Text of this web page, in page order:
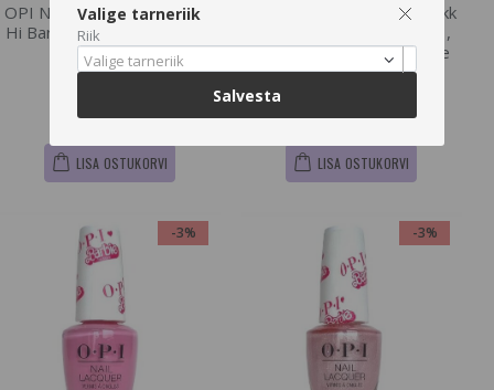
OPI Nail Lacquer, Küünelakk
Hi Barbie! , 15 ml (, NLB018
Hi Barbie!)
LISA OSTUKORVI
OPI Nail Lacquer, Küünelakk
Welcome To Barbie Land ,
15 ml (, NLB017 Welcome
To Barbie Land)
LISA OSTUKORVI
-3% -3%
Valige tarneriik
Riik
Valige tarneriik
Salvesta